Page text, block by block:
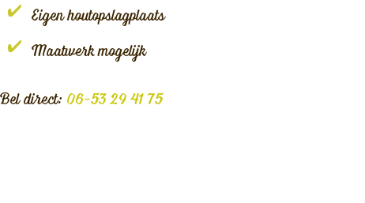
Eigen houtopslagplaats
Maatwerk mogelijk
Bel direct: 06-53 29 41 75